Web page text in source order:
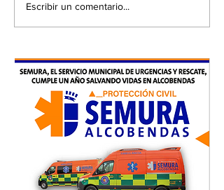
Escribir un comentario...